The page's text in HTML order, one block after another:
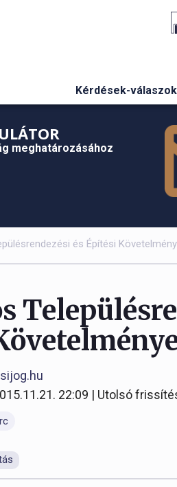
Kérdések-válaszok
meghatározásához
és Építési
22:09 | Utolsó